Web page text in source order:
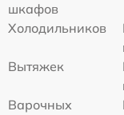
шкафов
Холодильников
Вытяжек
Варочных